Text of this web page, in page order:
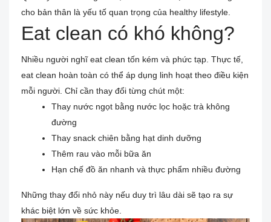
cho bản thân là yếu tố quan trọng của healthy lifestyle.
Eat clean có khó không?
Nhiều người nghĩ eat clean tốn kém và phức tạp. Thực tế,
eat clean hoàn toàn có thể áp dụng linh hoạt theo điều kiện
mỗi người. Chỉ cần thay đổi từng chút một:
Thay nước ngọt bằng nước lọc hoặc trà không
đường
Thay snack chiên bằng hạt dinh dưỡng
Thêm rau vào mỗi bữa ăn
Hạn chế đồ ăn nhanh và thực phẩm nhiều đường
Những thay đổi nhỏ này nếu duy trì lâu dài sẽ tạo ra sự
khác biệt lớn về sức khỏe.